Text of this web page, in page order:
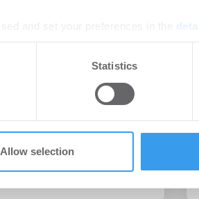
social media features and to
collected from your use of their
Statistics
Allow selection
den aktuellen
Würzburg 2015“ vor